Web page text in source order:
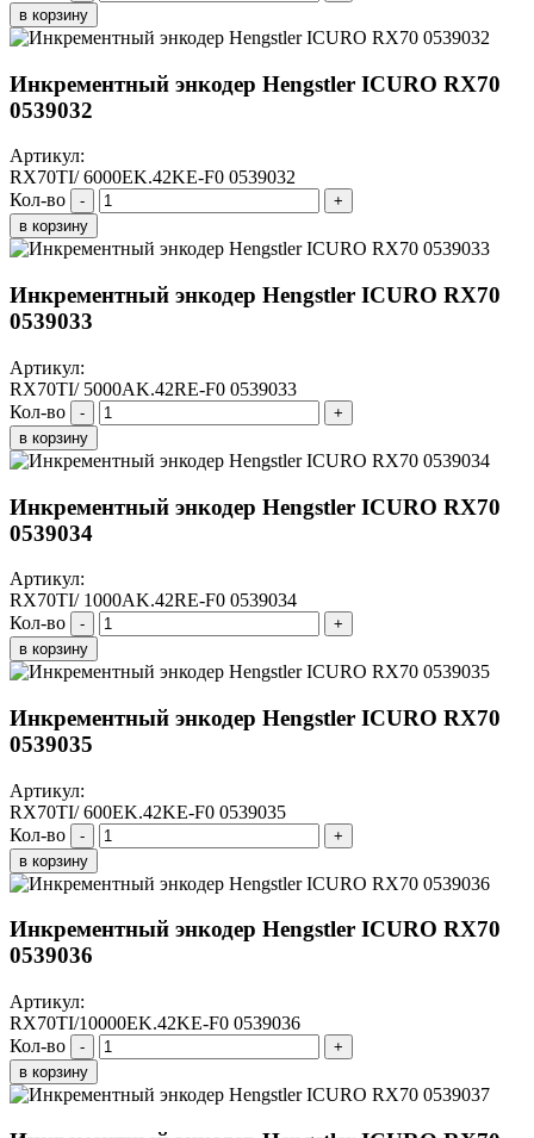
в корзину
Инкрементный энкодер Hengstler ICURO RX70
0539032
Артикул:
RX70TI/ 6000EK.42KE-F0 0539032
Кол-во
-
+
в корзину
Инкрементный энкодер Hengstler ICURO RX70
0539033
Артикул:
RX70TI/ 5000AK.42RE-F0 0539033
Кол-во
-
+
в корзину
Инкрементный энкодер Hengstler ICURO RX70
0539034
Артикул:
RX70TI/ 1000AK.42RE-F0 0539034
Кол-во
-
+
в корзину
Инкрементный энкодер Hengstler ICURO RX70
0539035
Артикул:
RX70TI/ 600EK.42KE-F0 0539035
Кол-во
-
+
в корзину
Инкрементный энкодер Hengstler ICURO RX70
0539036
Артикул:
RX70TI/10000EK.42KE-F0 0539036
Кол-во
-
+
в корзину